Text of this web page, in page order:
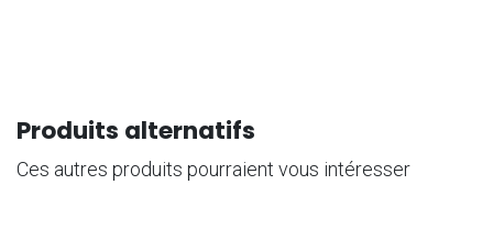
Produits alternatifs
Ces autres produits pourraient vous intéresser